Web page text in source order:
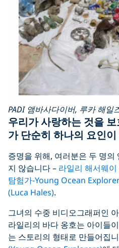
PADI 앰바사다이버, 루카 해일
우리가 사랑하는 것을
가 단순히 하나의 요인
증명을 위해, 여러분은 두 명
지 않습니다 – 라일리 해서웨
탐험가-Young Ocean
(Luca Hales).
그녀의 수중 비디오그래퍼인
라일리의 바다 옹호는 아이들
는 스토리의 형태로 만들어집